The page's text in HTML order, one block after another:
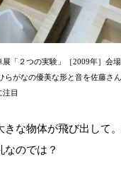
展「２つの実験」［2009年］会
らがなの優美な形と音を佐藤さ
注目
きな物体が飛び出して
のでは？